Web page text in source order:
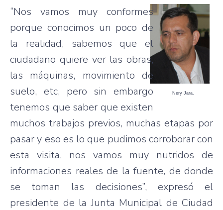
Nery Jara.
“Nos vamos muy conformes
porque conocimos un poco de
la realidad, sabemos que el
ciudadano quiere ver las obras,
las máquinas, movimiento de
suelo, etc, pero sin embargo
tenemos que saber que existen
muchos trabajos previos, muchas etapas por
pasar y eso es lo que pudimos corroborar con
esta visita, nos vamos muy nutridos de
informaciones reales de la fuente, de donde
se toman las decisiones”, expresó el
presidente de la Junta Municipal de Ciudad